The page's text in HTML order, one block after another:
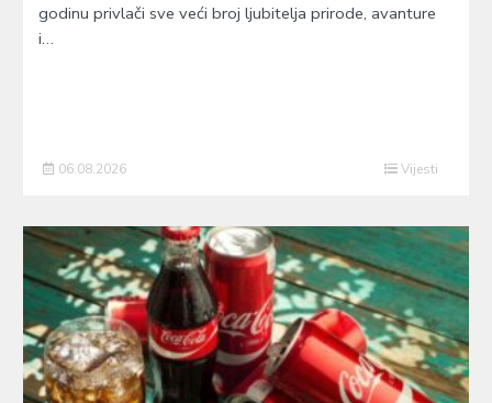
godinu privlači sve veći broj ljubitelja prirode, avanture
i…
06.08.2026 Vijesti